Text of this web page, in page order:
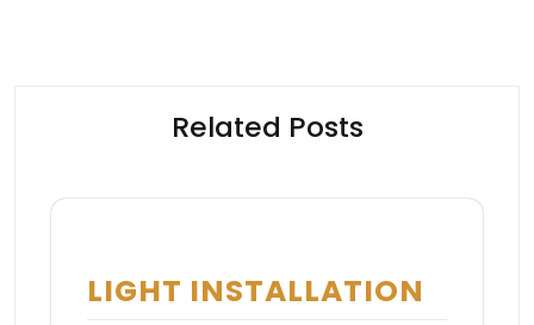
Related Posts
LIGHT INSTALLATION